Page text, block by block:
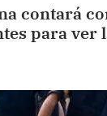
contará
para ver